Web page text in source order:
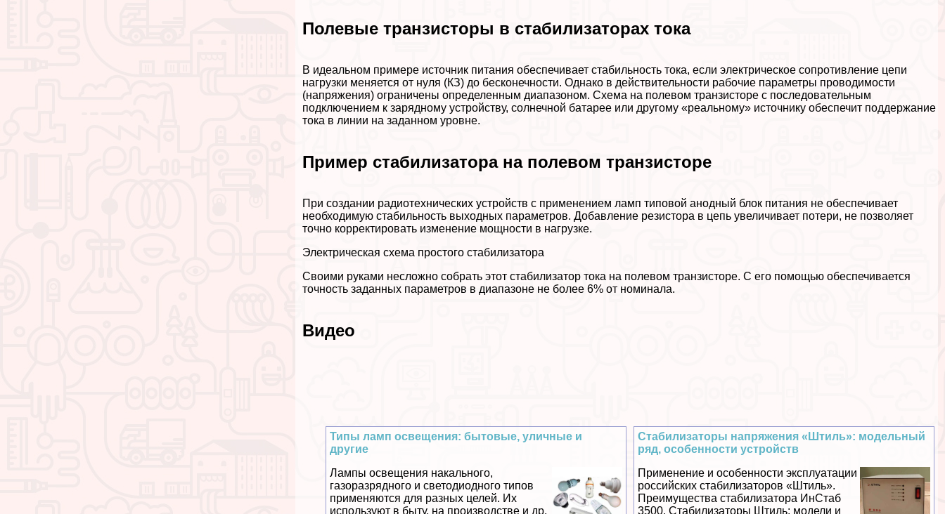
Полевые транзисторы в стабилизаторах тока
В идеальном примере источник питания обеспечивает стабильность тока, если электрическое сопротивление цепи
нагрузки меняется от нуля (КЗ) до бесконечности. Однако в действительности рабочие параметры проводимости
(напряжения) ограничены определенным диапазоном. Схема на полевом транзисторе с последовательным
подключением к зарядному устройству, солнечной батарее или другому «реальному» источнику обеспечит поддержание
тока в линии на заданном уровне.
Пример стабилизатора на полевом транзисторе
При создании радиотехнических устройств с применением ламп типовой анодный блок питания не обеспечивает
необходимую стабильность выходных параметров. Добавление резистора в цепь увеличивает потери, не позволяет
точно корректировать изменение мощности в нагрузке.
Электрическая схема простого стабилизатора
Своими руками несложно собрать этот стабилизатор тока на полевом транзисторе. С его помощью обеспечивается
точность заданных параметров в диапазоне не более 6% от номинала.
Видео
Стабилизаторы напряжения «Штиль»: модельный
ряд, особенности устройств
Применение и особенности эксплуатации
российских стабилизаторов «Штиль».
Преимущества стабилизатора ИнСтаб
3500. Стабилизаторы Штиль: модели и
Типы ламп освещения: бытовые, уличные и
другие
Лампы освещения накального,
газоразрядного и светодиодного типов
применяются для разных целей. Их
используют в быту, на производстве и др.